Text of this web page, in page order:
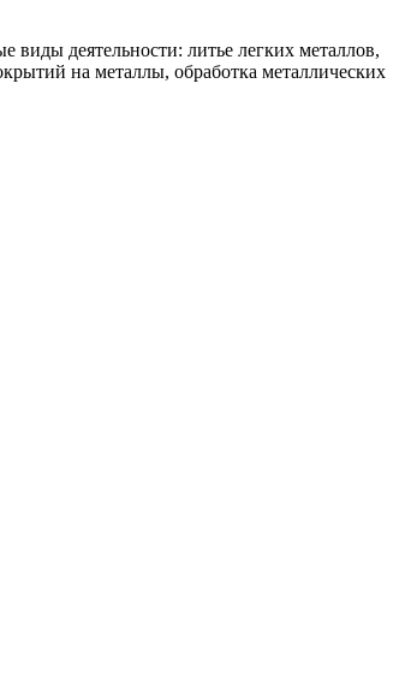
деятельности: литье легких металлов,
на металлы, обработка металлических